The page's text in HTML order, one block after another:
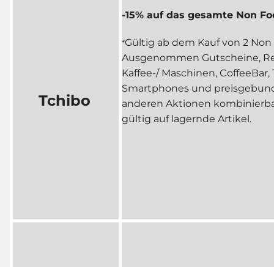
Tchibo
-15% auf das gesamte Non
*Gültig ab dem Kauf von 2
Ausgenommen Gutscheine,
Kaffee-/ Maschinen,
Smartphones und
anderen Aktionen
gültig auf lagernde Artikel.